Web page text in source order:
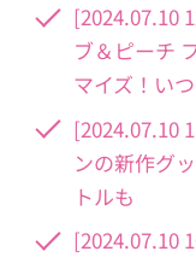
[2024.07.10
ブ＆ピーチ
マイズ！い
[2024.07.10
ンの新作グ
トルも
[2024.07.10